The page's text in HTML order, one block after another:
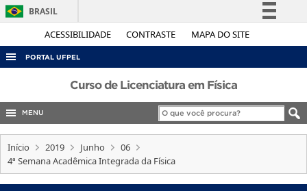
ACESSIBILIDADE CONTRASTE MAPA DO SITE
BRASIL
Simplifique!
Legislação
Canais
PORTAL UFPEL
ACESSO À INFORMAÇÃO
AUDITORIA
CONCURSOS
EDITAIS
Curso de Licenciatura em Física
MENU
Início 2019 Junho
06
4ª Semana Acadêmica Integrada da Física